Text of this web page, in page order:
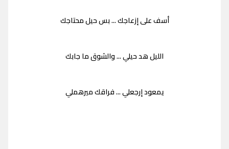
أسف على إزعاجك ... بس حيل محتاجك
الليل هد حيلي ... والشوق ما جابك
يمعود إرجعلي ... فراقك ميرهملي